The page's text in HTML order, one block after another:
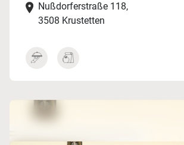
Nußdorferstraße 118,
3508 Krustetten